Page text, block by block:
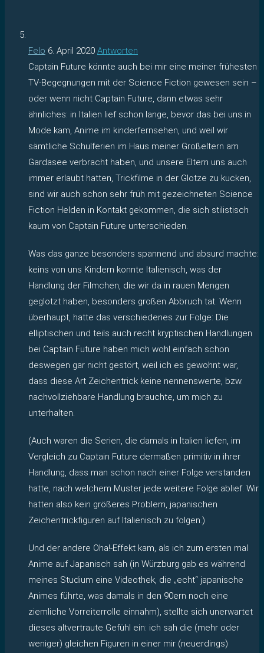
Felo 6. April 2020 Antworten
Captain Future könnte auch bei mir eine meiner frühesten
TV-Begegnungen mit der Science Fiction gewesen sein –
oder wenn nicht Captain Future, dann etwas sehr
ähnliches: in Italien lief schon lange, bevor das bei uns in
Mode kam, Anime im kinderfernsehen, und weil wir
sämtliche Schulferien im Haus meiner Großeltern am
Gardasee verbracht haben, und unsere Eltern uns auch
immer erlaubt hatten, Trickfilme in der Glotze zu kucken,
sind wir auch schon sehr früh mit gezeichneten Science
Fiction Helden in Kontakt gekommen, die sich stilistisch
kaum von Captain Future unterschieden.
Was das ganze besonders spannend und absurd machte:
keins von uns Kindern konnte Italienisch, was der
Handlung der Filmchen, die wir da in rauen Mengen
geglotzt haben, besonders großen Abbruch tat. Wenn
überhaupt, hatte das verschiedenes zur Folge: Die
elliptischen und teils auch recht kryptischen Handlungen
bei Captain Future haben mich wohl einfach schon
deswegen gar nicht gestört, weil ich es gewohnt war,
dass diese Art Zeichentrick keine nennenswerte, bzw.
nachvollziehbare Handlung brauchte, um mich zu
unterhalten.
(Auch waren die Serien, die damals in Italien liefen, im
Vergleich zu Captain Future dermaßen primitiv in ihrer
Handlung, dass man schon nach einer Folge verstanden
hatte, nach welchem Muster jede weitere Folge ablief. Wir
hatten also kein größeres Problem, japanischen
Zeichentrickfiguren auf Italienisch zu folgen.)
Und der andere Oha!-Effekt kam, als ich zum ersten mal
Anime auf Japanisch sah (in Würzburg gab es während
meines Studium eine Videothek, die „echt“ japanische
Animes führte, was damals in den 90ern noch eine
ziemliche Vorreiterrolle einnahm), stellte sich unerwartet
dieses altvertraute Gefühl ein: ich sah die (mehr oder
weniger) gleichen Figuren in einer mir (neuerdings)